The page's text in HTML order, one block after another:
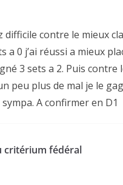
difficile contre le mieux
a 0 j’ai réussi a mieux
3 sets a 2. Puis
peu plus de mal je le
A confirmer en D1
critérium fédéral